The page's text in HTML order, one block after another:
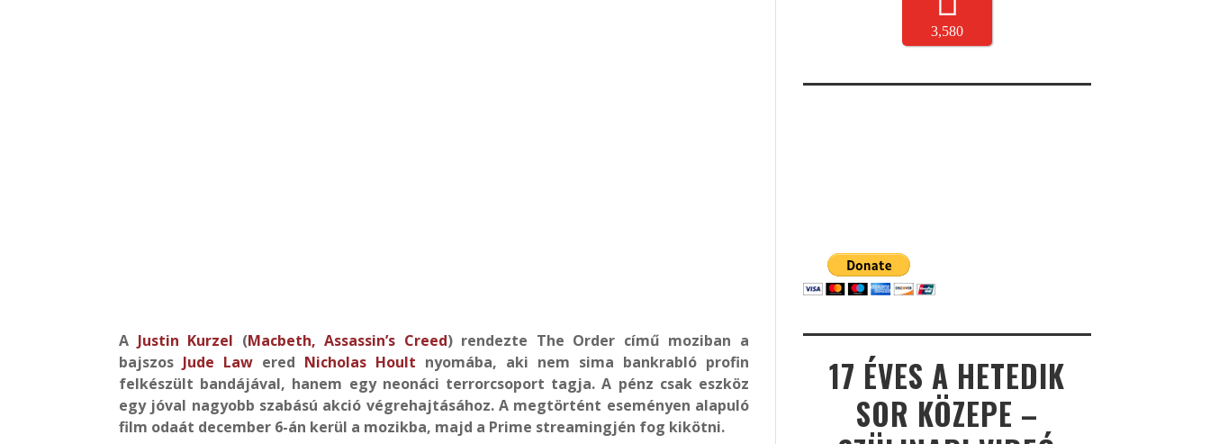
A Justin Kurzel (Macbeth, Assassin’s Creed) rendezte The Order című moziban a
bajszos Jude Law ered Nicholas Hoult nyomába, aki nem sima bankrabló profin
felkészült bandájával, hanem egy neonáci terrorcsoport tagja. A pénz csak eszköz
egy jóval nagyobb szabású akció végrehajtásához. A megtörtént eseményen alapuló
film odaát december 6-án kerül a mozikba, majd a Prime streamingjén fog kikötni.
3,580
17 ÉVES A HETEDIK
SOR KÖZEPE –